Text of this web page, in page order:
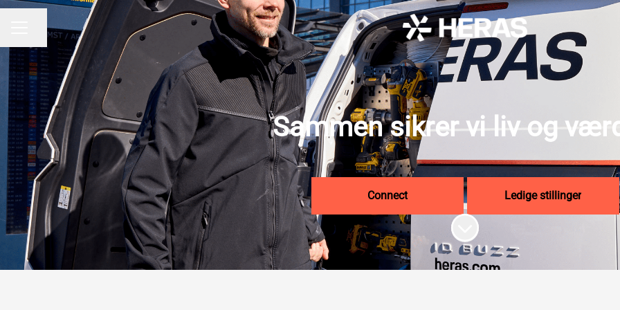
KARRIEREMENU
Del side
Sammen sikrer vi liv og
Connect
Ledige stillinger
Rul til indhold